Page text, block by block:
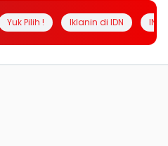
Yuk Pilih ! Iklanin di IDN